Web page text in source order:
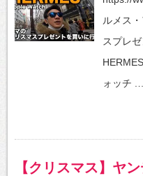
ルメス
スプレ
ォッチ .…
【クリスマス】ヤ